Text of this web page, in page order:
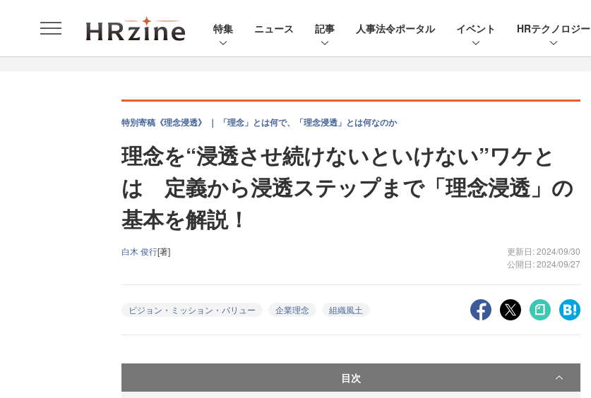
特集 ニュース 記事 人事法令ポータル イベント HRテクノロジー
特別寄稿《理念浸透》 ｜ 「理念」とは何で、「理念浸透」とは何なのか
理念を“浸透させ続けないといけない”ワケと
は 定義から浸透ステップまで「理念浸透」の
基本を解説！
白木 俊行[著]
更新日: 2024/09/30
公開日: 2024/09/27
ビジョン・ミッション・バリュー 企業理念 組織風土
目次